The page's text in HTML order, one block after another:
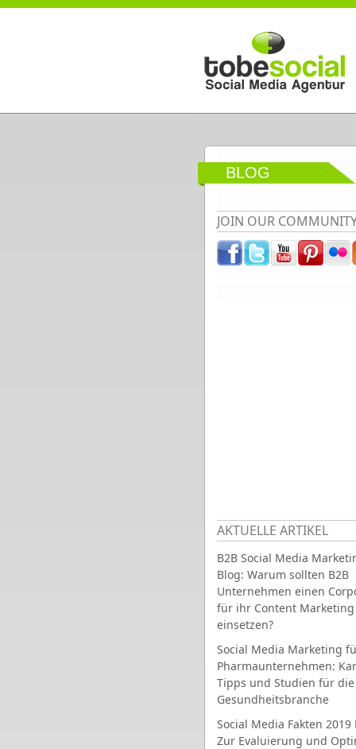
Direkt zum Inhalt
BLOG
JOIN OUR
AKTUELLE ARTIKEL
B2B Social Media
Blog: Warum sollten B2B
Unternehmen einen
für ihr Content Marketing
einsetzen?
Social Media Marketing
Pharmaunternehmen:
Tipps und Studien für die
Gesundheitsbranche
Social Media Fakten 2019
Zur Evaluierung und